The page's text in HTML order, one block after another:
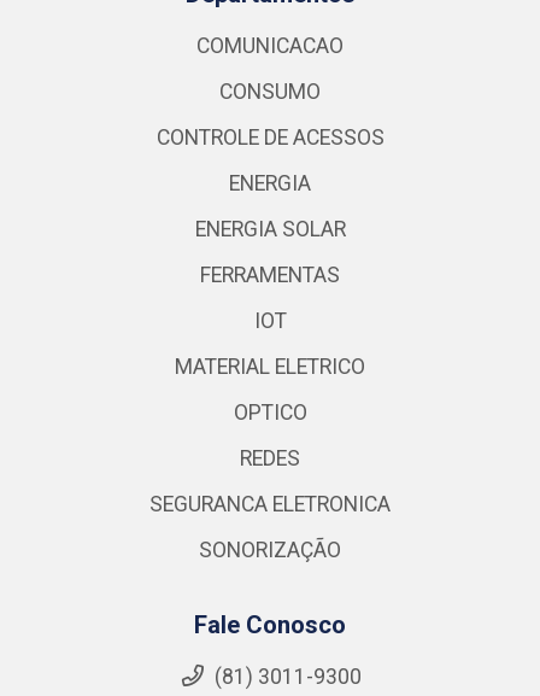
COMUNICACAO
CONSUMO
CONTROLE DE ACESSOS
ENERGIA
ENERGIA SOLAR
FERRAMENTAS
IOT
MATERIAL ELETRICO
OPTICO
REDES
SEGURANCA ELETRONICA
SONORIZAÇÃO
Fale Conosco
(81) 3011-9300